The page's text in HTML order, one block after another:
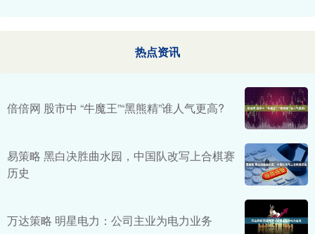
热点资讯
倍倍网 股市中 “牛魔王”“黑熊精”谁人气更高?
易策略 黑白决胜曲水园，中国队改写上合棋赛
历史
万达策略 明星电力：公司主业为电力业务